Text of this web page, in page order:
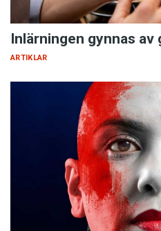
Inlärningen gynnas av
ARTIKLAR